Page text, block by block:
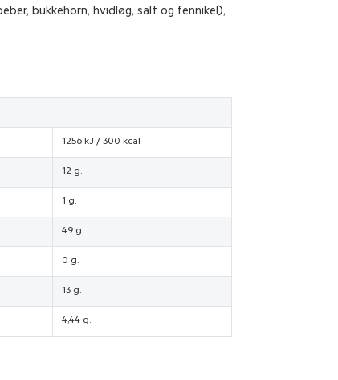
bukkehorn, hvidløg, salt og fennikel),
1256 kJ / 300 kcal
12 g.
1 g.
49 g.
0 g.
13 g.
4,44 g.